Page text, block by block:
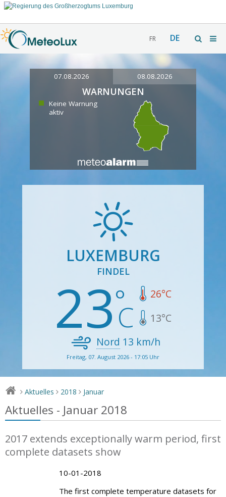
FR DE
07.08.2026 08.08.2026
WARNUNGEN
Keine Warnung
aktiv
LUXEMBURG
FINDEL
23 26°C
13°C
Nord 13 km/h
Freitag, 07. August 2026 - 17:05 Uhr
> Aktuelles > 2018 > Januar
Aktuelles - Januar 2018
2017 extends exceptionally warm period, first
complete datasets show
10-01-2018
The first complete temperature datasets for